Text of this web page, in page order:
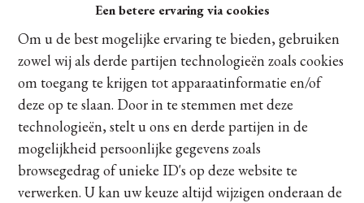
Een betere ervaring via cookies
Om u de best mogelijke ervaring te bieden, gebruiken
zowel wij als derde partijen technologieën zoals cookies
om toegang te krijgen tot apparaatinformatie en/of
deze op te slaan. Door in te stemmen met deze
technologieën, stelt u ons en derde partijen in de
mogelijkheid persoonlijke gegevens zoals
browsegedrag of unieke ID's op deze website te
verwerken. U kan uw keuze altijd wijzigen onderaan de
omgeving en kent een tijdloze elegantie
+ De lichte gevelsteen, donkere raamprofielen en subtiele
houten accenten creëren een authentieke uitstraling die
perfect aansluit bij de omgeving.
Totaalconcept
+ Perceel van 10are 219ca met zwarte draadafsluiting van
1,8m hoog
+ Bewoonbare oppervlakte van circa 232m² (exclusief zolder
van 52m²)
Delen
Kaartweergave